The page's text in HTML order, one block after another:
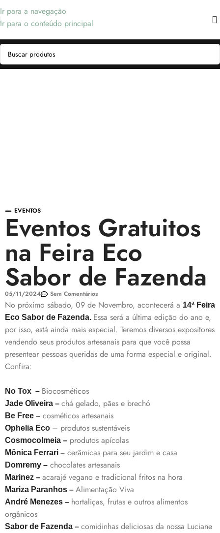
Ir para a navegação
Ir para o conteúdo principal
EVENTOS
Eventos Gratuitos
na Feira Eco
Sabor de Fazenda
05/11/2024 Sem Comentários
No próximo sábado, 09 de Novembro, acontecerá a 14ª Feira
Eco Sabor de Fazenda. Essa será a última edição do ano e,
por isso, está ainda mais especial. Teremos diversos expositores
vendendo seus produtos artesanais para que você possa
presentear pessoas queridas de uma forma especial e original.
Confira:
No Tox – Biocosméticos
Jade Oliveira – chá gelado, pães e brechó
Be Free – cosméticos artesanais
Ophelia Eco – produtos sustentáveis
Cosmocolmeia – produtos apícolas
Mônica Ferrari – cerâmicas para seu jardim e casa
Domremy – chocolates artesanais
Marinez – acarajé vegano e tradicional fritos na hora
Mariza Paranhos – Alimentação Viva
André Menezes – hortaliças, frutas e outros alimentos
orgânicos
Sabor de Fazenda – comidinhas deliciosas da nossa Luciane